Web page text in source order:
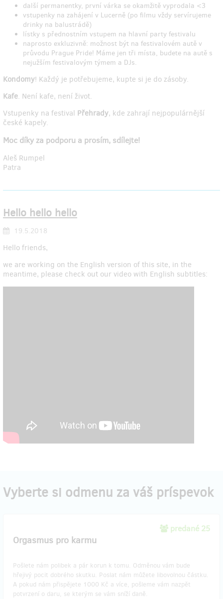
další permanentky, první várka se okamžitě vyprodala <3
vstupenky na zahájení v Lucerně (po filmu vždy servírujeme
drinky na balustrádě)
lístky s přednostním vstupem na hlavní party festivalu
naprosto exkluzivně: možnost být na festivalovém autě v
průvodu Prague Pride! Máme jen tři místa, budete na autě s
nejužším festivalovým týmem a DJs.
Kondomy! Každý je potřebujeme, kupte si je do zásoby.
Kafe. Není kafe, není život.
Vstupenky na festival Přehrady, kde zahrají nejpopulárnější
české kapely.
Moc díky za podporu a prosím, sdílejte!
Aleš Rumpel
Patra
Hello hello hello
19.5.2018
Hello friends,
we are working on the English version of this site, in the
meantime, please check out our video with English subtitles:
Vyberte si odmenu za váš príspevok
predané 25
Orgasmus pro karmu
Pošlete nám polibek a pár korun k tomu. Odměnou vám bude
hřejivý pocit dobrého skutku. Poslat nám můžete libovolnou částku.
A pokud nám přispějete 1000 Kč a více, pošleme vám nazpět
potvrzení o daru, se kterým se vám sníží daně.